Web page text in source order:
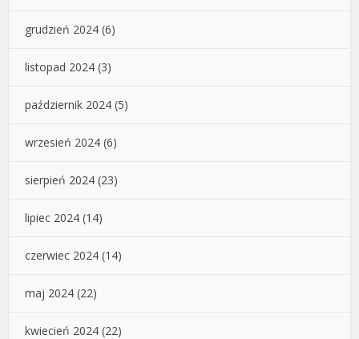
grudzień 2024 (6)
listopad 2024 (3)
październik 2024 (5)
wrzesień 2024 (6)
sierpień 2024 (23)
lipiec 2024 (14)
czerwiec 2024 (14)
maj 2024 (22)
kwiecień 2024 (22)